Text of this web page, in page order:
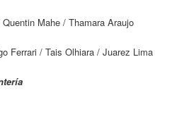
Mahe / Thamara Araujo
Ferrari / Tais Olhiara / Juarez Lima